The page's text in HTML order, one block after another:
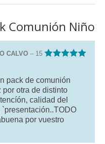
Comunión Niño
CALVO – 15
pack de comunión
otra de distinto
calidad del
por vuestro